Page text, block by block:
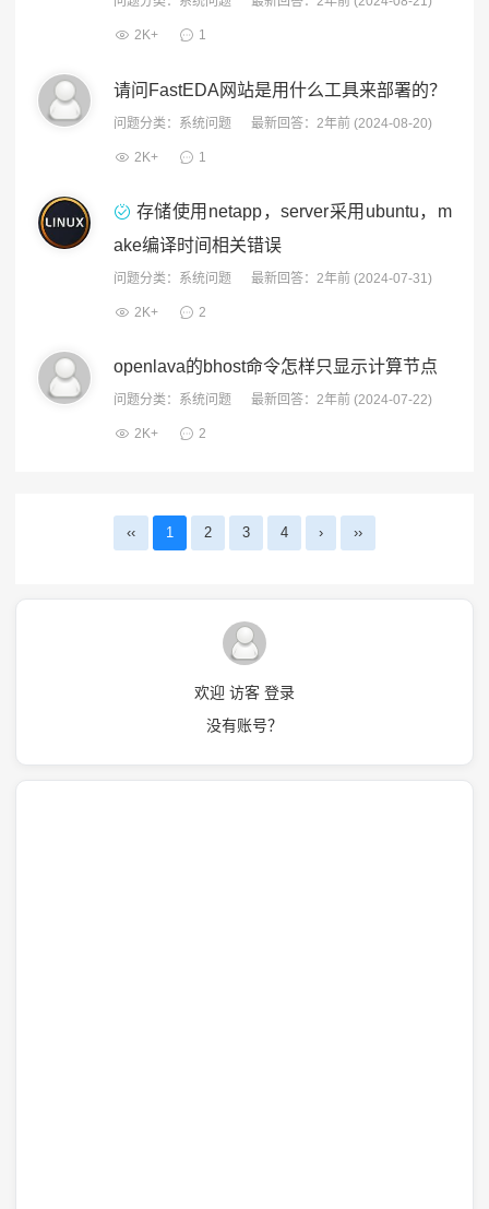
2K+ 1
请问FastEDA网站是用什么工具来部署的？
问题分类： 系统问题 最新回答：2年前 (2024-08-20)
2K+ 1
存储使用netapp，server采用ubuntu，m
ake编译时间相关错误
问题分类： 系统问题 最新回答：2年前 (2024-07-31)
2K+ 2
openlava的bhost命令怎样只显示计算节点
问题分类： 系统问题 最新回答：2年前 (2024-07-22)
2K+ 2
‹‹ 1 2 3 4 › ››
欢迎 访客 登录
没有账号？